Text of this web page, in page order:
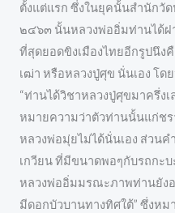
ตั้งแต่แรก ซึ่งในยุคนั้นสำนักวัด
๒๔๖๓ นั้นหลวงพ่ออิ่มท่านได้ฝ
ที่สุดยอดขิงเมืองไทยอีกรูปนึง
เฒ่า หรือหลวงปู่ศุข นั่นเอง โ
“ท่านได้วิชาหลวงปู่ศุขมาครึ่ง
หมายความว่าตัวท่านนั้นแก่ช
หลวงพ่อมุ่ยไม่ได้นั่นเอง ส่วนค
เกวียน ที่มีขนาดพอๆกับรถกะ
หลวงพ่ออิ่มมรณะภาพท่านยัง
มีดอกบัวบานทางทิศใต้” ซึ่งหม